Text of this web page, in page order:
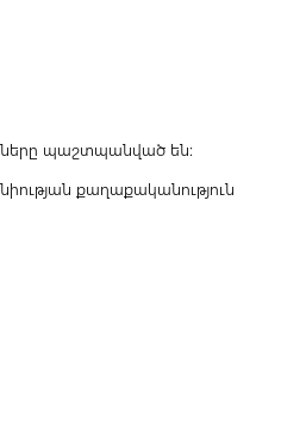
պաշտպանված են:
քաղաքականություն